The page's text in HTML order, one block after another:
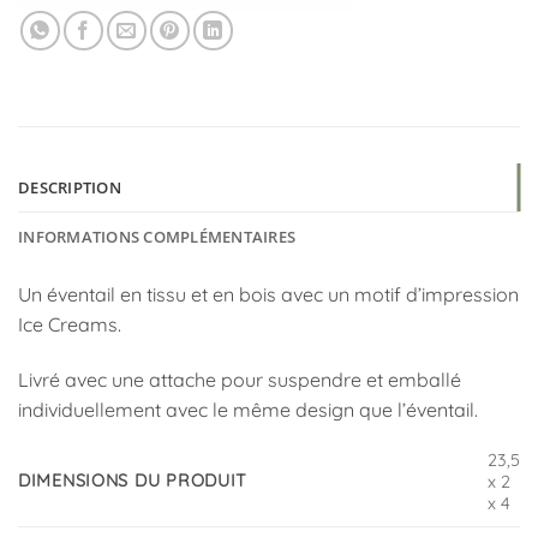
DESCRIPTION
INFORMATIONS COMPLÉMENTAIRES
Un éventail en tissu et en bois avec un motif d’impression
Ice Creams.
Livré avec une attache pour suspendre et emballé
individuellement avec le même design que l’éventail.
DIMENSIONS DU PRODUIT
23,5
x 2
x 4